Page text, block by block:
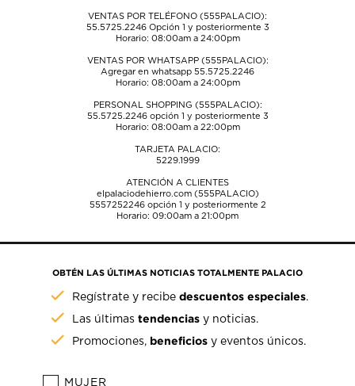
VENTAS POR TELÉFONO (555PALACIO):
55.5725.2246Opción 1 y posteriormente 3
Horario: 08:00am a 24:00pm
VENTAS POR WHATSAPP (555PALACIO):
Agregar en whatsapp 55.5725.2246
Horario: 08:00am a 24:00pm
PERSONAL SHOPPING (555PALACIO):
55.5725.2246opción 1 y posteriormente 3
Horario: 08:00am a 22:00pm
TARJETA PALACIO:
5229.1999
ATENCIÓN A CLIENTES
elpalaciodehierro.com (555PALACIO)
5557252246opción 1 y posteriormente 2
Horario: 09:00am a 21:00pm
OBTÉN LAS ÚLTIMAS NOTICIAS TOTALMENTE PALACIO
Regístrate y recibedescuentos especiales.
Las últimastendencias y noticias.
Promociones, beneficios y eventos únicos.
MUJER